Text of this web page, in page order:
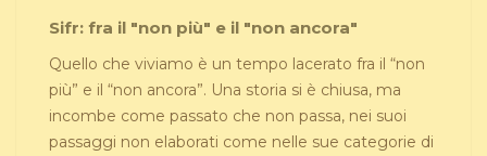
Sifr: fra il "non più" e il "non ancora"
Quello che viviamo è un tempo lacerato fra il “non
più” e il “non ancora”. Una storia si è chiusa, ma
incombe come passato che non passa, nei suoi
passaggi non elaborati come nelle sue categorie di